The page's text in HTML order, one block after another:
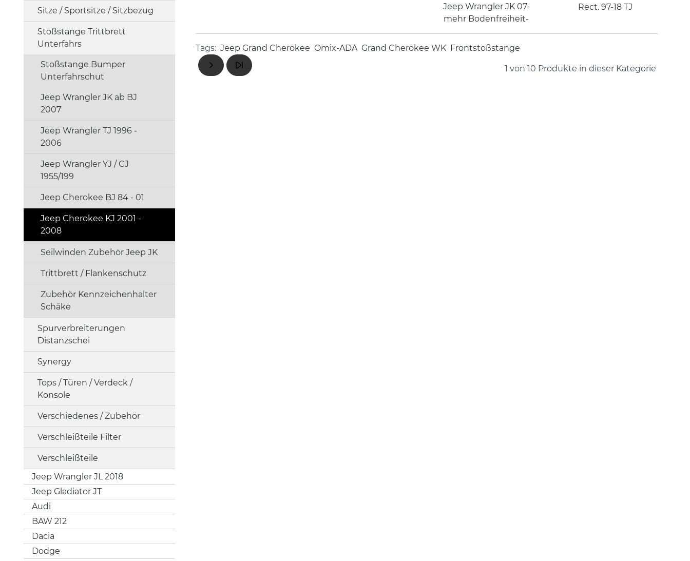
Sitze / Sportsitze / Sitzbezug
Stoßstange Trittbrett
Unterfahrs
Stoßstange Bumper
Unterfahrschut
Jeep Wrangler JK ab BJ
2007
Jeep Wrangler TJ 1996 -
2006
Jeep Wrangler YJ / CJ
1955/199
Jeep Cherokee BJ 84 - 01
Jeep Cherokee KJ 2001 -
2008
Seilwinden Zubehör Jeep JK
Trittbrett / Flankenschutz
Zubehör Kennzeichenhalter
Schäke
Spurverbreiterungen
Distanzschei
Synergy
Tops / Türen / Verdeck /
Konsole
Verschiedenes / Zubehör
Verschleißteile Filter
Verschleißteile
Jeep Wrangler JL 2018
Jeep Gladiator JT
Audi
BAW 212
Dacia
Dodge
Jeep Wrangler JK 07-
mehr Bodenfreiheit-
Rect. 97-18 TJ
Tags: Jeep Grand Cherokee Omix-ADA Grand Cherokee WK Frontstoßstange
1 von 10 Produkte in dieser Kategorie